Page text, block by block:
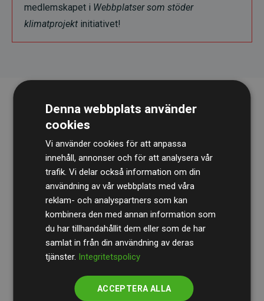
medlemskapet i Webbplatser som stöder
klimatprojekt initiativet!
RevisionsbyrånBDOgranskar kontinuerligt våra
beräkningar och vår metod för att säkerställa
transparens och tillförlitlighet.
Deras granskning visar att våra investeringar i
klimatprojekt i genomsnitt kompenserar för
de beräknade CO₂-utsläppenfrån
medlemswebbplatser – ett tydligt bevis på att vårt
Denna webbplats använder
cookies
Vi använder cookies för att anpassa
innehåll, annonser och för att analysera vår
trafik. Vi delar också information om din
användning av vår webbplats med våra
reklam- och analyspartners som kan
kombinera den med annan information som
du har tillhandahållit dem eller som de har
samlat in från din användning av deras
tjänster. Integritetspolicy
ACCEPTERA ALLA